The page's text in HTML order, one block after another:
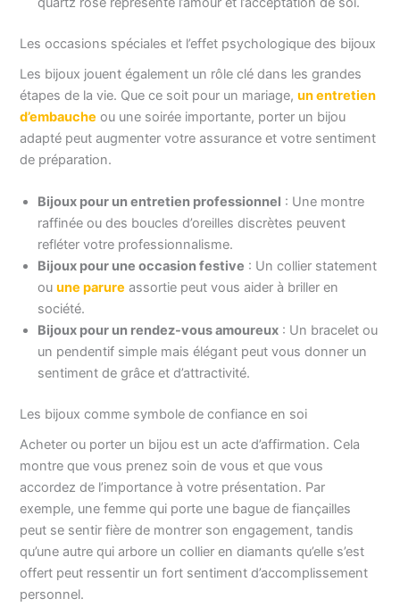
Les occasions spéciales et l’effet psychologique des bijoux
Les bijoux jouent également un rôle clé dans les grandes
étapes de la vie. Que ce soit pour un mariage,un entretien
d’embauche ou une soirée importante, porter un bijou
adapté peut augmenter votre assurance et votre sentiment
de préparation.
Bijoux pour un entretien professionnel : Une montre
raffinée ou des boucles d’oreilles discrètes peuvent
refléter votre professionnalisme.
Bijoux pour une occasion festive : Un collier statement
ouune parure assortie peut vous aider à briller en
société.
Bijoux pour un rendez-vous amoureux : Un bracelet ou
un pendentif simple mais élégant peut vous donner un
sentiment de grâce et d’attractivité.
Les bijoux comme symbole de confiance en soi
Acheter ou porter un bijou est un acte d’affirmation. Cela
montre que vous prenez soin de vous et que vous
accordez de l’importance à votre présentation. Par
exemple, une femme qui porte une bague de fiançailles
peut se sentir fière de montrer son engagement, tandis
qu’une autre qui arbore un collier en diamants qu’elle s’est
offert peut ressentir un fort sentiment d’accomplissement
personnel.